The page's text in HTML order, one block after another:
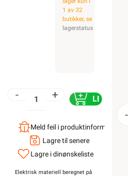
1 av 32
butikker, se
lagerstatus
- + LEGG I
Meld feil i
Lagre til senere
Lagre i dinønskeliste
Elektrisk materiell beregnet på
-